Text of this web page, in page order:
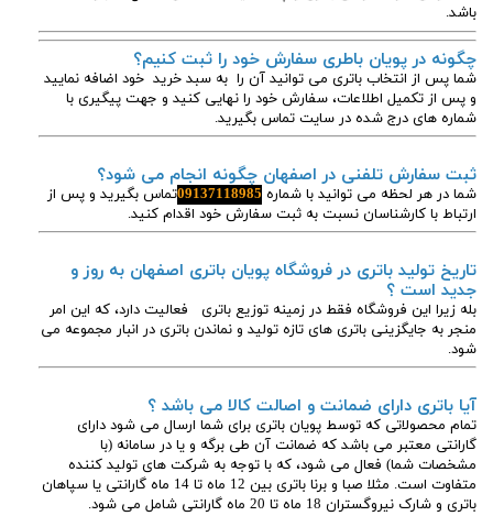
باشد.
چگونه در پویان باطری سفارش خود را ثبت کنیم؟
شما پس از انتخاب باتری می توانید آن را به سبد خرید خود اضافه نمایید
و پس از تکمیل اطلاعات، سفارش خود را نهایی کنید و جهت پیگیری با
شماره های درج شده در سایت تماس بگیرید.
ثبت سفارش تلفنی در اصفهان چگونه انجام می شود؟
شما در هر لحظه می توانید با شماره 09137118985تماس بگیرید و پس از
ارتباط با کارشناسان نسبت به ثبت سفارش خود اقدام کنید.
تاریخ تولید باتری در فروشگاه پویان باتری اصفهان به روز و
جدید است ؟
بله زیرا این فروشگاه فقط در زمینه توزیع باتری فعالیت دارد، که این امر
منجر به جایگزینی باتری های تازه تولید و نماندن باتری در انبار مجموعه می
شود.
آیا باتری دارای ضمانت و اصالت کالا می باشد ؟
تمام محصولاتی که توسط پویان باتری برای شما ارسال می شود دارای
گارانتی معتبر می باشد که ضمانت آن طی برگه و یا در سامانه (با
مشخصات شما) فعال می شود، که با توجه به شرکت های تولید کننده
متفاوت است. مثلا صبا و برنا باتری بین 12 ماه تا 14 ماه گارانتی یا سپاهان
باتری و شارک نیروگستران 18 ماه تا 20 ماه گارانتی شامل می شود.